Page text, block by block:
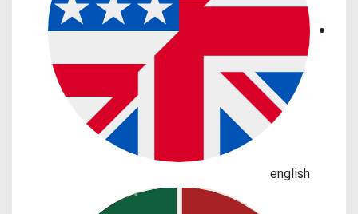
english